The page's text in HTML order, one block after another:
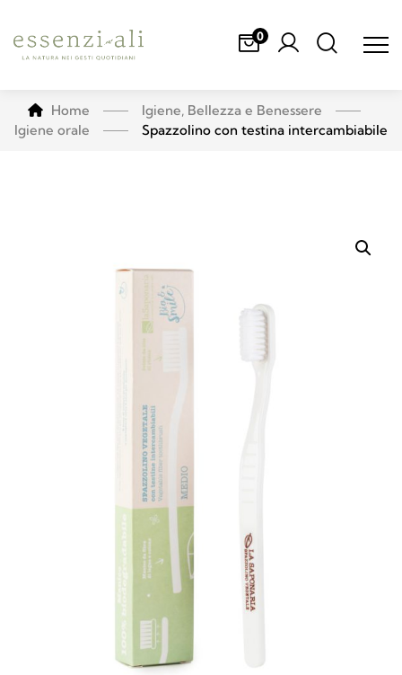
0
Home
Igiene, Bellezza e Benessere
Igiene orale
Spazzolino con testina intercambiabile